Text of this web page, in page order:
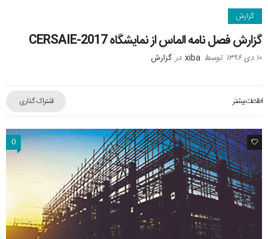
گزارش
گزارش فصل نامه الماس از نمایشگاه CERSAIE-2017
۱۰ دی ۱۳۹۶ توسط xiba در گزارش
اطلاعات بیشتر اشتراک گذاری
0 0